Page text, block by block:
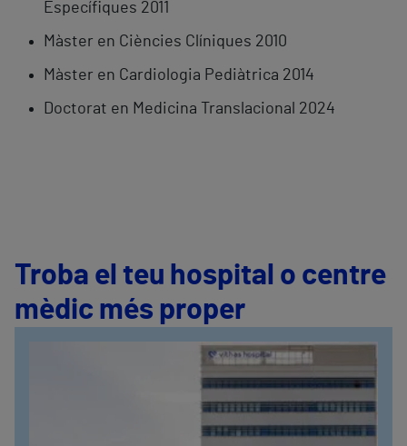
Específiques 2011
Màster en Ciències Clíniques 2010
Màster en Cardiologia Pediàtrica 2014
Doctorat en Medicina Translacional 2024
Troba el teu hospital o centre
mèdic més proper